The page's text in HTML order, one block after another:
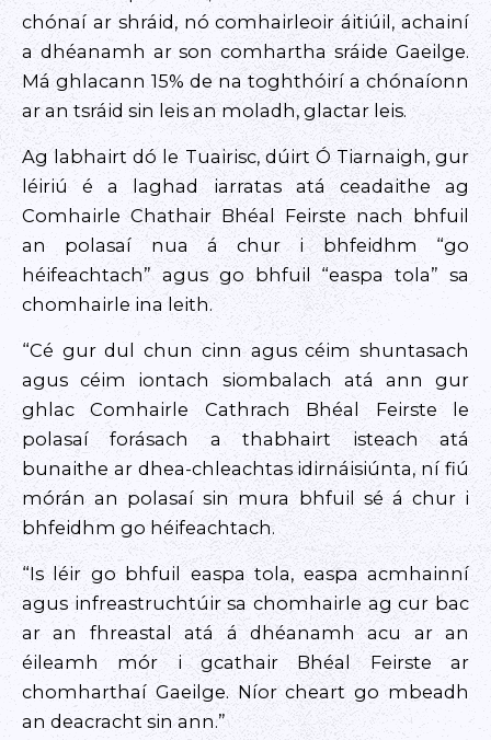
chónaí ar shráid, nó comhairleoir áitiúil, achainí
a dhéanamh ar son comhartha sráide Gaeilge.
Má ghlacann 15% de na toghthóirí a chónaíonn
ar an tsráid sin leis an moladh, glactar leis.
Ag labhairt dó le Tuairisc, dúirt Ó Tiarnaigh, gur
léiriú é a laghad iarratas atá ceadaithe ag
Comhairle Chathair Bhéal Feirste nach bhfuil
an polasaí nua á chur i bhfeidhm “go
héifeachtach” agus go bhfuil “easpa tola” sa
chomhairle ina leith.
“Cé gur dul chun cinn agus céim shuntasach
agus céim iontach siombalach atá ann gur
ghlac Comhairle Cathrach Bhéal Feirste le
polasaí forásach a thabhairt isteach atá
bunaithe ar dhea-chleachtas idirnáisiúnta, ní fiú
mórán an polasaí sin mura bhfuil sé á chur i
bhfeidhm go héifeachtach.
“Is léir go bhfuil easpa tola, easpa acmhainní
agus infreastruchtúir sa chomhairle ag cur bac
ar an fhreastal atá á dhéanamh acu ar an
éileamh mór i gcathair Bhéal Feirste ar
chomharthaí Gaeilge. Níor cheart go mbeadh
an deacracht sin ann.”